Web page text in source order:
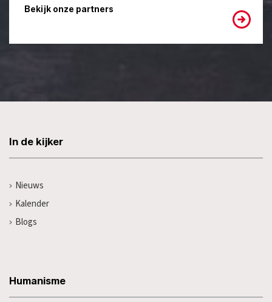
Bekijk onze partners
In de kijker
Nieuws
Kalender
Blogs
Humanisme